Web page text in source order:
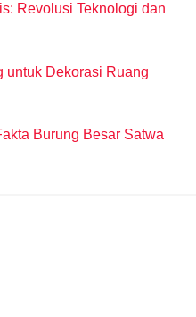
Revolusi Teknologi dan
untuk Dekorasi Ruang
Burung Besar Satwa